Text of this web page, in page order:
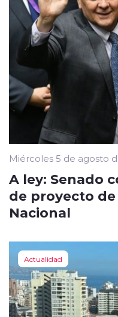
Miércoles 5 de agosto
A ley: Senado
de proyecto
Nacional
Actualidad